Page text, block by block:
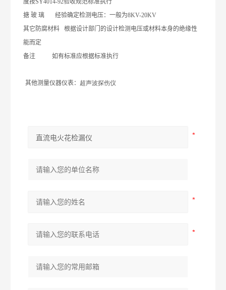
度按SY4014-92验收规范标准执行
搪 玻 璃 经验确定检测电压：一般为8KV-20KV
其它防腐材料
根据设计部门的设计检测电压或材料本身的绝缘性
能而定
备注
如有标准应根据标准执行
其他测量仪器仪表： 超声波探伤仪